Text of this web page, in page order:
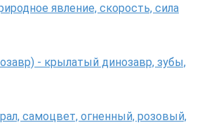
явление, скорость, сила
- крылатый динозавр, зубы,
самоцвет, огненный, розовый,